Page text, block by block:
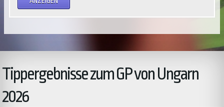
Tippergebnisse zum GP von Ungarn
2026